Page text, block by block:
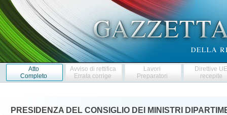
Atto
Completo
Avviso di rettifica
Errata corrige
Lavori
Preparatori
Direttive
recepite
PRESIDENZA DEL CONSIGLIO DEI MINISTRI